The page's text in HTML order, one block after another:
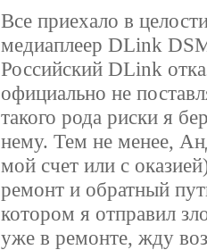
Все приехало в
медиаплеер DLink
Российский DLink
официально не
такого рода риски я
нему. Тем не менее,
мой счет или с
ремонт и обратный
котором я отправил
уже в ремонте, жду